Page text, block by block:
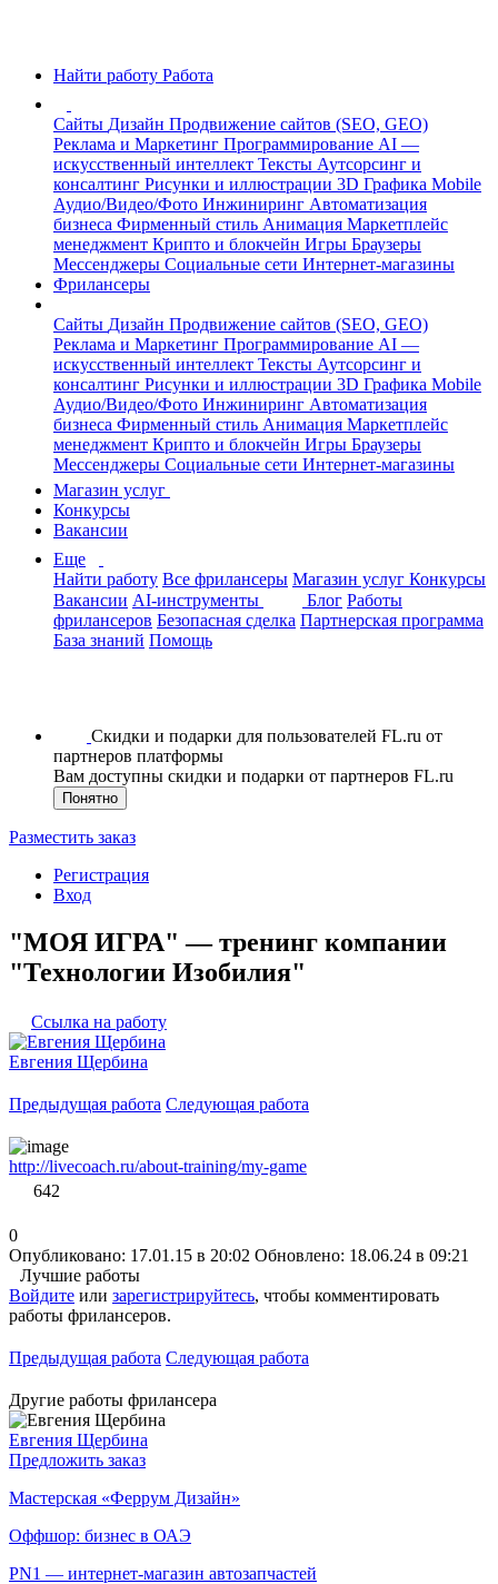
Найти работу Работа
Сайты Дизайн Продвижение сайтов (SEO, GEO)
Реклама и Маркетинг Программирование AI —
искусственный интеллект Тексты Аутсорсинг и
консалтинг Рисунки и иллюстрации 3D Графика Mobile
Аудио/Видео/Фото Инжиниринг Автоматизация
бизнеса Фирменный стиль Анимация Маркетплейс
менеджмент Крипто и блокчейн Игры Браузеры
Мессенджеры Социальные сети Интернет-магазины
Фрилансеры
Сайты Дизайн Продвижение сайтов (SEO, GEO)
Реклама и Маркетинг Программирование AI —
искусственный интеллект Тексты Аутсорсинг и
консалтинг Рисунки и иллюстрации 3D Графика Mobile
Аудио/Видео/Фото Инжиниринг Автоматизация
бизнеса Фирменный стиль Анимация Маркетплейс
менеджмент Крипто и блокчейн Игры Браузеры
Мессенджеры Социальные сети Интернет-магазины
Магазин услуг
Конкурсы
Вакансии
Еще
Найти работу Все фрилансеры Магазин услуг Конкурсы
Вакансии AI-инструменты Блог Работы
фрилансеров Безопасная сделка Партнерская программа
База знаний Помощь
Скидки и подарки для пользователей FL.ru от
партнеров платформы
Вам доступны скидки и подарки от партнеров FL.ru
Понятно
Разместить заказ
Регистрация
Вход
"МОЯ ИГРА" — тренинг компании
"Технологии Изобилия"
Ссылка на работу
Евгения Щербина
Предыдущая работа Следующая работа
http://livecoach.ru/about-training/my-game
642
0
Опубликовано: 17.01.15 в 20:02 Обновлено: 18.06.24 в 09:21
Лучшие работы
Войдите или зарегистрируйтесь, чтобы комментировать
работы фрилансеров.
Предыдущая работа Следующая работа
Другие работы фрилансера
Евгения Щербина
Предложить заказ
Мастерская «Феррум Дизайн»
Оффшор: бизнес в ОАЭ
PN1 — интернет-магазин автозапчастей